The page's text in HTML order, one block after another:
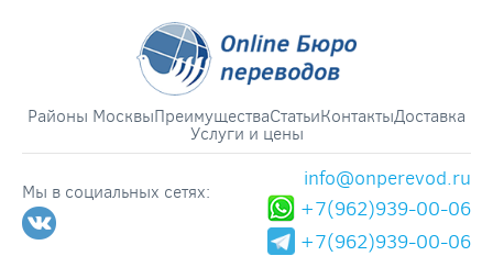
Районы МосквыПреимуществаСтатьиКонтактыДоставка
Услуги и цены
Мы в социальных сетях:
info@onperevod.ru
+7(962)939-00-06
+7(962)939-00-06